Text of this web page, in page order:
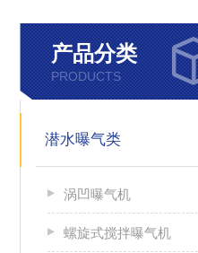
产品分类
PRODUCTS
潜水曝气类
涡凹曝气机
螺旋式搅拌曝气机